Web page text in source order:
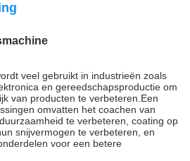
veel gebruikt in industrieën zoals
en gereedschapsproductie om
van producten te verbeteren.Een
omvatten het coachen van
te verbeteren, coating op
snijvermogen te verbeteren, en
voor een betere